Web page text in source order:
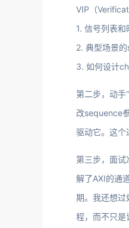
VIP（
1. 信号列表
2. 典型场景
3. 如何设计
第二步，动手
改sequence
驱动它。这个
第三步，面试
解了AXI的通
期。我还想
程，而不只是